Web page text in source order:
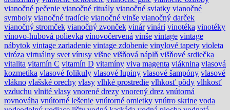
vianočné pečenie vianočné rituály vianočné sviatky vianočné
symboly vianočné tradície vianočné vinše vianočný darček
vianočný stromček vianočný zvonček vinár vinári vinotéka vinotéky
vínovo-hubová polievka vínovočervená vinše vintage vintage
nábytok vintage zariadenie vintage zdobenie vinylové tapety violeta
viróza virtuálny svet vírusy višne višňová náplň višňové srdiečka
vitalita vitamín C vitamín D vitamíny viva magenta vláknina vlasová
kozmetika vlasové folikuly vlasové lupiny vlasové šampóny vlasové
vlákno vlašské orechy vlasy vlhké prostredie vlhkosť pôdy vlhkosť
vzduchu vlnité vlasy vnorené drezy vnorený drez vnútorná
rovnováha vnútorné lešenie vnútorné omietky vnútro skrine voda